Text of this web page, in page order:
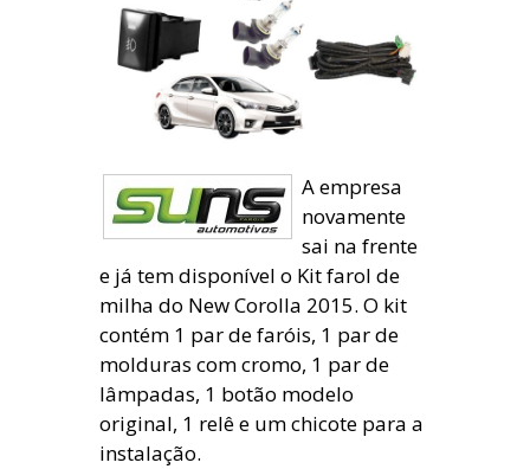
A empresa
novamente
sai na frente
e já tem disponível o Kit farol de
milha do New Corolla 2015. O kit
contém 1 par de faróis, 1 par de
molduras com cromo, 1 par de
lâmpadas, 1 botão modelo
original, 1 relê e um chicote para a
instalação.